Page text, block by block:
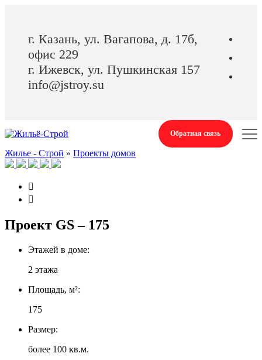
г. Казань, ул. Вагапова, д. 17б,
офис 229
г. Ижевск, ул. Пушкинская 157
info@jstroy.su
Обратная связь
Жилье - Строй » Проекты домов
Проект GS – 175
Этажей в доме:
2 этажа
Площадь, м²:
175
Размер:
более 100 кв.м.